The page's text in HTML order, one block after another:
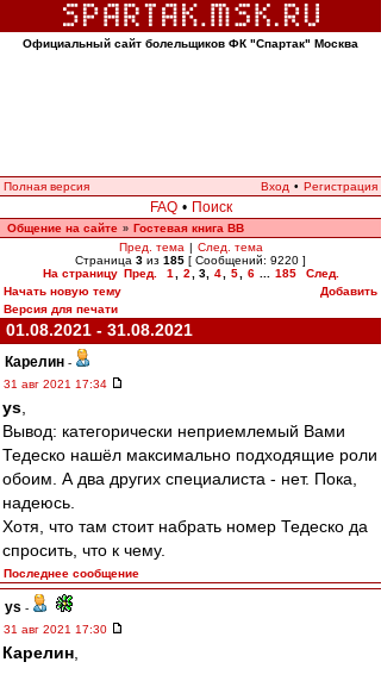
Официальный сайт болельщиков ФК "Спартак" Москва
Полная версия Вход • Регистрация
FAQ • Поиск
Общение на сайте » Гостевая книга ВВ
Пред. тема | След. тема
Страница 3 из 185 [ Сообщений: 9220 ]
На страницу Пред. 1 2 3, 4 5 6 185
След.
Начать новую тему
Добавить
Версия для печати
01.08.2021 - 31.08.2021
Карелин -
31 авг 2021 17:34
ys
Вывод: категорически неприемлемый Вами
Тедеско нашёл максимально подходящие роли
обоим. А два других специалиста - нет. Пока,
надеюсь.
Хотя, что там стоит набрать номер Тедеско да
спросить, что к чему.
Последнее сообщение
ys -
31 авг 2021 17:30
Карелин